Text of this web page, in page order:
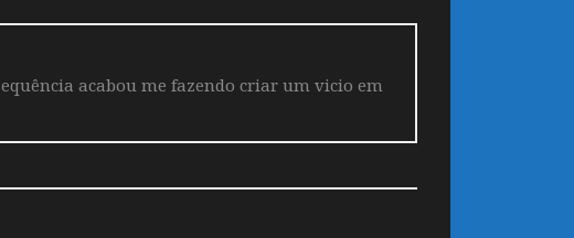
acabou me fazendo criar um vicio em